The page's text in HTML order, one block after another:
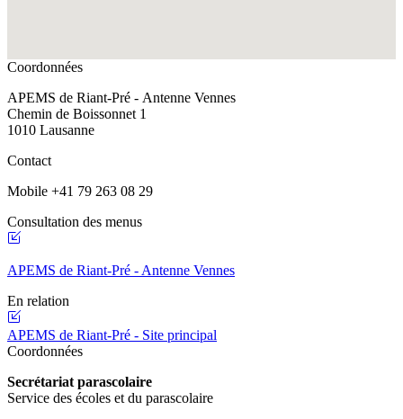
Coordonnées
APEMS de Riant-Pré - Antenne Vennes
Chemin de Boissonnet 1
1010 Lausanne
Contact
Mobile +41 79 263 08 29
Consultation des menus
APEMS de Riant-Pré - Antenne Vennes
En relation
APEMS de Riant-Pré - Site principal
Coordonnées
Secrétariat parascolaire
Service des écoles et du parascolaire